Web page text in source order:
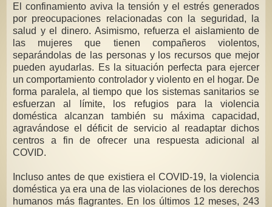
El confinamiento aviva la tensión y el estrés generados
por preocupaciones relacionadas con la seguridad, la
salud y el dinero. Asimismo, refuerza el aislamiento de
las mujeres que tienen compañeros violentos,
separándolas de las personas y los recursos que mejor
pueden ayudarlas. Es la situación perfecta para ejercer
un comportamiento controlador y violento en el hogar. De
forma paralela, al tiempo que los sistemas sanitarios se
esfuerzan al límite, los refugios para la violencia
doméstica alcanzan también su máxima capacidad,
agravándose el déficit de servicio al readaptar dichos
centros a fin de ofrecer una respuesta adicional al
COVID.
Incluso antes de que existiera el COVID-19, la violencia
doméstica ya era una de las violaciones de los derechos
humanos más flagrantes. En los últimos 12 meses, 243